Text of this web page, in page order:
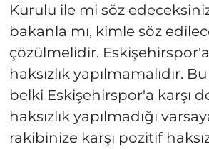
Kurulu ile mi söz
bakanla mı, kimle söz
çözülmelidir.
haksızlık yapılmamalıdır.
belki Eskişehirspor'a karşı
haksızlık yapılmadığı
rakibinize karşı pozitif